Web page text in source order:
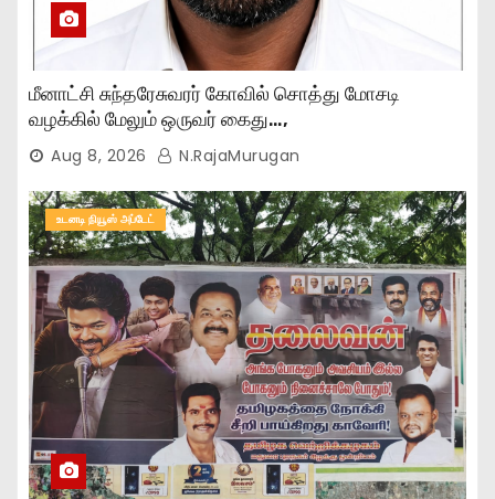
மீனாட்சி சுந்தரேசுவரர் கோவில் சொத்து மோசடி
வழக்கில் மேலும் ஒருவர் கைது…,
Aug 8, 2026 N.RajaMurugan
உடனடி நியூஸ் அப்டேட்